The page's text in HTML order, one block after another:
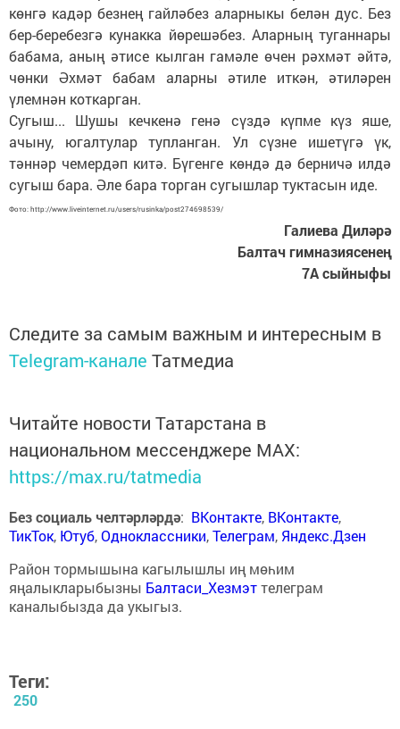
көнгә кадәр безнең гайләбез аларныкы белән дус. Без
бер-беребезгә кунакка йөрешәбез. Аларның туганнары
бабама, аның әтисе кылган гамәле өчен рәхмәт әйтә,
чөнки Әхмәт бабам аларны әтиле иткән, әтиләрен
үлемнән коткарган.
Сугыш... Шушы кечкенә генә сүздә күпме күз яше,
ачыну, югалтулар тупланган. Ул сүзне ишетүгә үк,
тәннәр чемердәп китә. Бүгенге көндә дә берничә илдә
сугыш бара. Әле бара торган сугышлар туктасын иде.
Фото: http://www.liveinternet.ru/users/rusinka/post274698539/
Галиева Диләрә
Балтач гимназиясенең
7А сыйныфы
Следите за самым важным и интересным в
Telegram-канале Татмедиа
Читайте новости Татарстана в
национальном мессенджере MАХ:
https://max.ru/tatmedia
Без социаль челтәрләрдә: ВКонтакте, ВКонтакте,
ТикТок, Ютуб,Одноклассники,Телеграм, Яндекс.Дзен
Район тормышына кагылышлы иң мөһим
яңалыкларыбызны Балтаси_Хезмэттелеграм
каналыбызда да укыгыз.
Теги:
250